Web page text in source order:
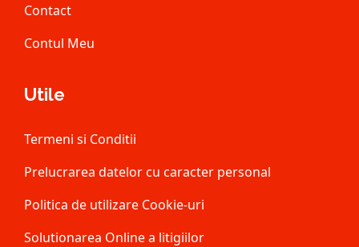
Contact
Contul Meu
Utile
Termeni si Conditii
Prelucrarea datelor cu caracter personal
Politica de utilizare Cookie-uri
Solutionarea Online a litigiilor